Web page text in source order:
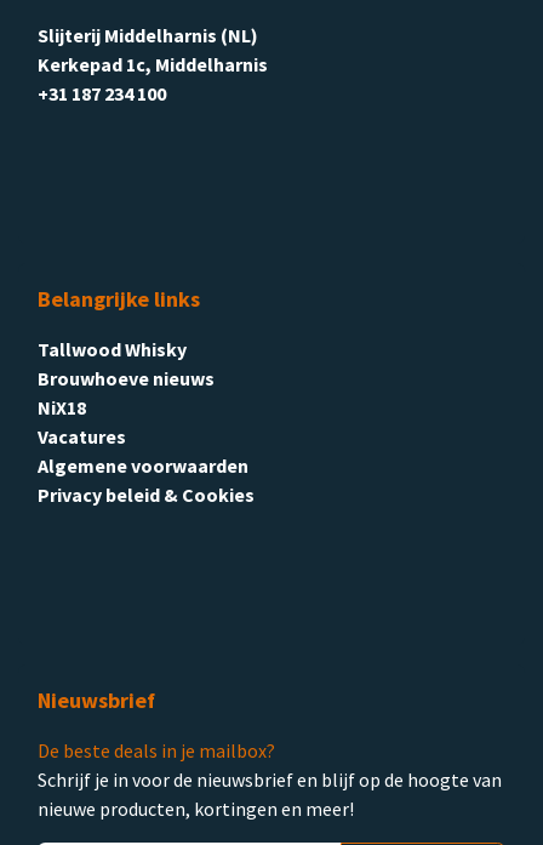
Slijterij Middelharnis (NL)
Kerkepad 1c, Middelharnis
+31 187 234 100
Belangrijke links
Tallwood Whisky
Brouwhoeve nieuws
NiX18
Vacatures
Algemene voorwaarden
Privacy beleid & Cookies
Nieuwsbrief
De beste deals in je mailbox?
Schrijf je in voor de nieuwsbrief en blijf op de hoogte van
nieuwe producten, kortingen en meer!